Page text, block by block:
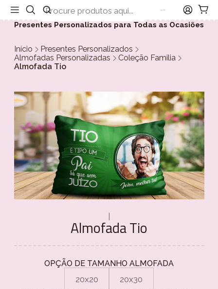
Presentes Personalizados para Todas as Ocasiões
Início
Presentes Personalizados
Almofadas Personalizadas
Coleção Familia
Almofada Tio
Almofada Tio
OPÇÃO DE TAMANHO ALMOFADA
20x20 20x30